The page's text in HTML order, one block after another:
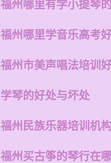
福州哪里有学小提琴
福州哪里学音乐高考
福州市美声唱法培训
学琴的好处与坏处
福州民族乐器培训机
福州买古筝的琴行在